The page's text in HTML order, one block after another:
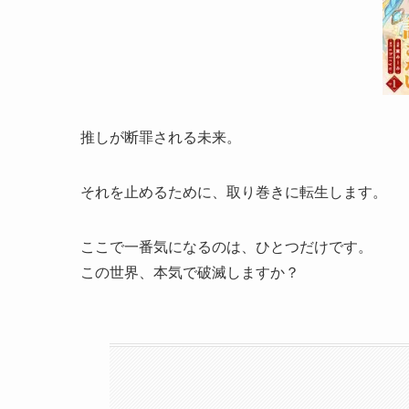
推しが断罪される未来。
それを止めるために、取り巻きに転生します。
ここで一番気になるのは、ひとつだけです。
この世界、本気で破滅しますか？